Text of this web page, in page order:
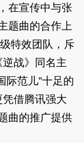
在宣传中与张
题曲的合作上
特效团队，斥
战》同名主
际范儿”十足的
借腾讯强大
曲的推广提供